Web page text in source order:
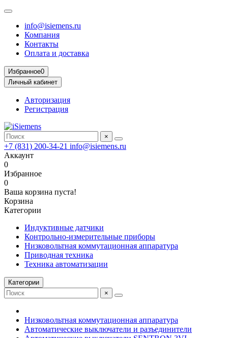
info@isiemens.ru
Компания
Контакты
Оплата и доставка
Избранное0
Личный кабинет
Авторизация
Регистрация
×
+7 (831) 200-34-21 info@isiemens.ru
Аккаунт
0
Избранное
0
Ваша корзина пуста!
Корзина
Категории
Индуктивные датчики
Контрольно-измерительные приборы
Низковольтная коммутационная аппаратура
Приводная техника
Техника автоматизации
Категории
×
Низковольтная коммутационная аппаратура
Автоматические выключатели и разъединители